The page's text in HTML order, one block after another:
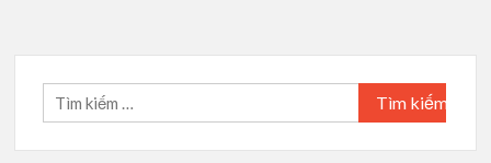
viết
Tìm
kiếm
cho: